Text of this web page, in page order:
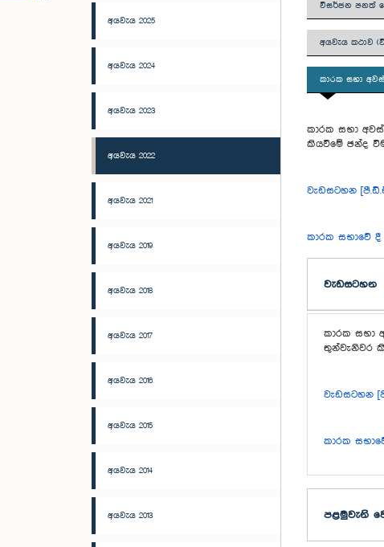
අයවැය 2025
අයවැය 2024
අයවැය 2023
අයවැය 2022
අයවැය 2021
අයවැය 2019
අයවැය 2018
අයවැය 2017
අයවැය 2016
අයවැය 2015
අයවැය 2014
අයවැය 2013
විසර්ජන පනත්
අයවැය කථාව
කාරක සභා
කාරක සභා
කියවීමේ ඡන්ද
වැඩසටහන
කාරක සභාවේ
වැඩසටහන
කාරක සභා
තුන්වැනිවර
වැඩසටහන
කාරක
පළමුවැනි